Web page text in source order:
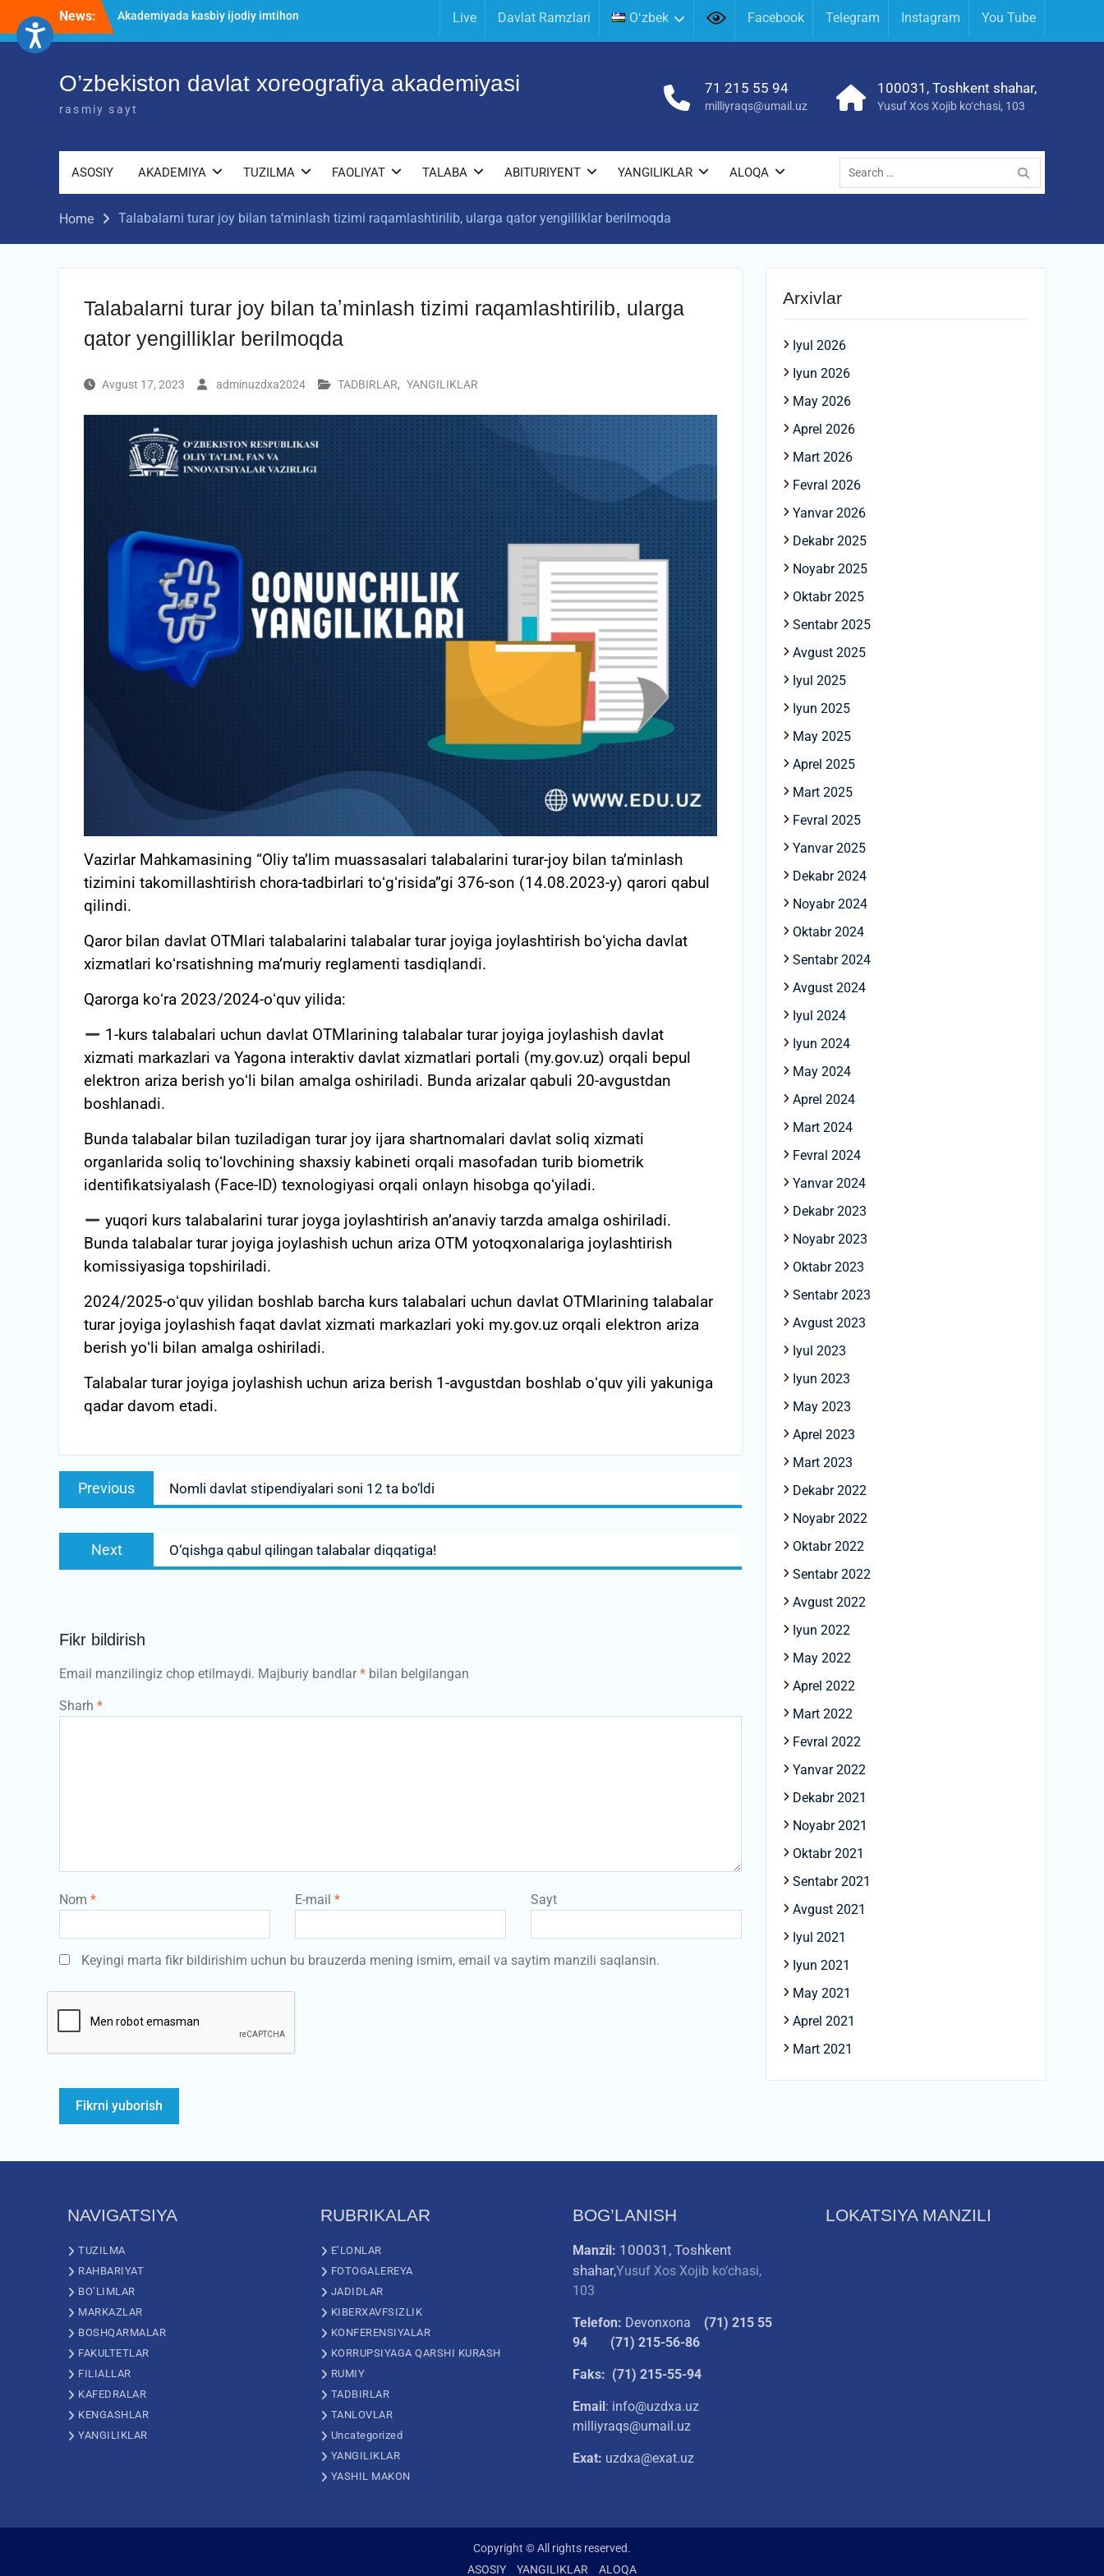
content
News:
jarayonlari
Diqqat e’lon!
Live Davlat Ramzlari Oʻzbek Facebook Telegram Instagram You Tube
O’zbekiston davlat xoreografiya akademiyasi
rasmiy sayt
71 215 55 94
milliyraqs@umail.uz
100031, Toshkent shahar,
Yusuf Xos Xojib ko‘chasi, 103
ASOSIY AKADEMIYA TUZILMA FAOLIYAT TALABA ABITURIYENT YANGILIKLAR ALOQA
Search
for:
Home Talabalarni turar joy bilan taʼminlash tizimi raqamlashtirilib, ularga qator yengilliklar berilmoqda
Talabalarni turar joy bilan taʼminlash tizimi raqamlashtirilib, ularga
qator yengilliklar berilmoqda
Avgust 17, 2023 adminuzdxa2024 TADBIRLAR, YANGILIKLAR
Vazirlar Mahkamasining “Oliy taʼlim muassasalari talabalarini turar-joy bilan taʼminlash
tizimini takomillashtirish chora-tadbirlari toʻgʻrisida”gi 376-son (14.08.2023-y) qarori qabul
qilindi.
Qaror bilan davlat OTMlari talabalarini talabalar turar joyiga joylashtirish boʻyicha davlat
xizmatlari koʻrsatishning maʼmuriy reglamenti tasdiqlandi.
Qarorga koʻra 2023/2024-oʻquv yilida:
1-kurs talabalari uchun davlat OTMlarining talabalar turar joyiga joylashish davlat
xizmati markazlari va Yagona interaktiv davlat xizmatlari portali (my.gov.uz) orqali bepul
elektron ariza berish yoʻli bilan amalga oshiriladi. Bunda arizalar qabuli 20-avgustdan
boshlanadi.
Bunda talabalar bilan tuziladigan turar joy ijara shartnomalari davlat soliq xizmati
organlarida soliq toʻlovchining shaxsiy kabineti orqali masofadan turib biometrik
identifikatsiyalash (Face-ID) texnologiyasi orqali onlayn hisobga qoʻyiladi.
yuqori kurs talabalarini turar joyga joylashtirish anʼanaviy tarzda amalga oshiriladi.
Bunda talabalar turar joyiga joylashish uchun ariza OTM yotoqxonalariga joylashtirish
komissiyasiga topshiriladi.
2024/2025-oʻquv yilidan boshlab barcha kurs talabalari uchun davlat OTMlarining talabalar
turar joyiga joylashish faqat davlat xizmati markazlari yoki my.gov.uz orqali elektron ariza
berish yoʻli bilan amalga oshiriladi.
Talabalar turar joyiga joylashish uchun ariza berish 1-avgustdan boshlab oʻquv yili yakuniga
qadar davom etadi.
Post
menyusi
Previous
Previous
post:
Nomli davlat stipendiyalari soni 12 ta bo‘ldi
Next
Next
post:
O‘qishga qabul qilingan talabalar diqqatiga!
Fikr bildirish
Email manzilingiz chop etilmaydi. Majburiy bandlar* bilan belgilangan
Sharh *
Nom * E-mail * Sayt
Keyingi marta fikr bildirishim uchun bu brauzerda mening ismim, email va saytim manzili saqlansin.
Arxivlar
Iyul 2026
Iyun 2026
May 2026
Aprel 2026
Mart 2026
Fevral 2026
Yanvar 2026
Dekabr 2025
Noyabr 2025
Oktabr 2025
Sentabr 2025
Avgust 2025
Iyul 2025
Iyun 2025
May 2025
Aprel 2025
Mart 2025
Fevral 2025
Yanvar 2025
Dekabr 2024
Noyabr 2024
Oktabr 2024
Sentabr 2024
Avgust 2024
Iyul 2024
Iyun 2024
May 2024
Aprel 2024
Mart 2024
Fevral 2024
Yanvar 2024
Dekabr 2023
Noyabr 2023
Oktabr 2023
Sentabr 2023
Avgust 2023
Iyul 2023
Iyun 2023
May 2023
Aprel 2023
Mart 2023
Dekabr 2022
Noyabr 2022
Oktabr 2022
Sentabr 2022
Avgust 2022
Iyun 2022
May 2022
Aprel 2022
Mart 2022
Fevral 2022
Yanvar 2022
Dekabr 2021
Noyabr 2021
Oktabr 2021
Sentabr 2021
Avgust 2021
Iyul 2021
Iyun 2021
May 2021
Aprel 2021
Mart 2021
NAVIGATSIYA
TUZILMA
RAHBARIYAT
BO’LIMLAR
MARKAZLAR
BOSHQARMALAR
FAKULTETLAR
FILIALLAR
KAFEDRALAR
KENGASHLAR
YANGILIKLAR
RUBRIKALAR
E’LONLAR
FOTOGALEREYA
JADIDLAR
KIBERXAVFSIZLIK
KONFERENSIYALAR
KORRUPSIYAGA QARSHI KURASH
RUMIY
TADBIRLAR
TANLOVLAR
Uncategorized
YANGILIKLAR
YASHIL MAKON
BOG’LANISH
Manzil: 100031, Toshkent
shahar,Yusuf Xos Xojib ko‘chasi,
103
Telefon: Devonxona (71) 215 55
94
(71) 215-56-86
Faks: (71) 215-55-94
Email : info@uzdxa.uz
milliyraqs@umail.uz
Exat: uzdxa@exat.uz
LOKATSIYA MANZILI
Copyright © All rights reserved.
ASOSIY
YANGILIKLAR ALOQA